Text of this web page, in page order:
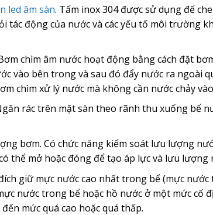
led âm sàn. Tấm inox 304 được sử dụng để
tác động của nước và các yếu tố môi trường
chìm âm nước hoạt động bằng cách đặt
vào bên trong và sau đó đẩy nước ra ngoài
chìm xử lý nước mà không cần nước chảy
rác trên mặt sàn theo rãnh thu xuống bể
bơm. Có chức năng kiểm soát lưu lượng
thể mở hoặc đóng để tạo áp lực và lưu
giữ mực nước cao nhất trong bể (mực nước
nước trong bể hoặc hồ nước ở một mức cố
mức quá cao hoặc quá thấp.